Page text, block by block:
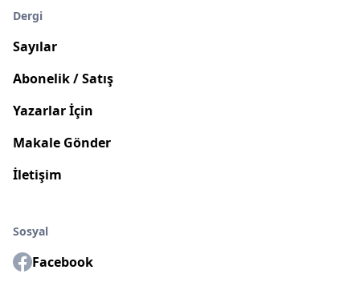
Dergi
Sayılar
Abonelik / Satış
Yazarlar İçin
Makale Gönder
İletişim
Sosyal
Facebook